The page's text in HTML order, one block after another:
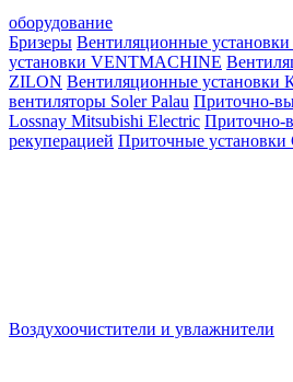
оборудование
Бризеры Вентиляционные установки
установки VENTMACHINE
ZILON Вентиляционные
вентиляторы Soler Palau Приточно-
Lossnay Mitsubishi Electric Приточно-
рекуперацией Приточные установки
Воздухоочистители и увлажнители